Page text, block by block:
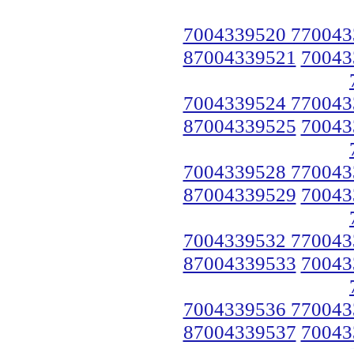
7004339520
87004339521
7004339524
87004339525
7004339528
87004339529
7004339532
87004339533
7004339536
87004339537